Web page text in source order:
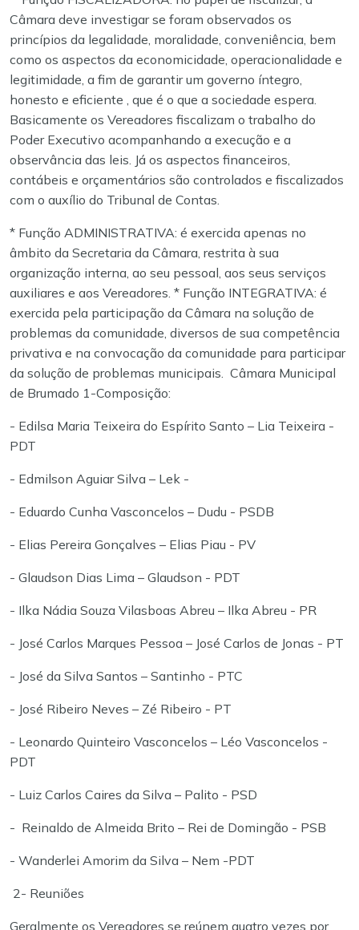
Câmara deve investigar se foram observados os
princípios da legalidade, moralidade, conveniência, bem
como os aspectos da economicidade, operacionalidade e
legitimidade, a fim de garantir um governo íntegro,
honesto e eficiente , que é o que a sociedade espera.
Basicamente os Vereadores fiscalizam o trabalho do
Poder Executivo acompanhando a execução e a
observância das leis. Já os aspectos financeiros,
contábeis e orçamentários são controlados e fiscalizados
com o auxílio do Tribunal de Contas.
* Função ADMINISTRATIVA: é exercida apenas no
âmbito da Secretaria da Câmara, restrita à sua
organização interna, ao seu pessoal, aos seus serviços
auxiliares e aos Vereadores. * Função INTEGRATIVA: é
exercida pela participação da Câmara na solução de
problemas da comunidade, diversos de sua competência
privativa e na convocação da comunidade para participar
da solução de problemas municipais. Câmara Municipal
de Brumado 1-Composição:
- Edilsa Maria Teixeira do Espírito Santo – Lia Teixeira -
PDT
- Edmilson Aguiar Silva – Lek -
- Eduardo Cunha Vasconcelos – Dudu - PSDB
- Elias Pereira Gonçalves – Elias Piau - PV
- Glaudson Dias Lima – Glaudson - PDT
- Ilka Nádia Souza Vilasboas Abreu – Ilka Abreu - PR
- José Carlos Marques Pessoa – José Carlos de Jonas - PT
- José da Silva Santos – Santinho - PTC
- José Ribeiro Neves – Zé Ribeiro - PT
- Leonardo Quinteiro Vasconcelos – Léo Vasconcelos -
PDT
- Luiz Carlos Caires da Silva – Palito - PSD
- Reinaldo de Almeida Brito – Rei de Domingão - PSB
- Wanderlei Amorim da Silva – Nem -PDT
2- Reuniões
Geralmente os Vereadores se reúnem quatro vezes por